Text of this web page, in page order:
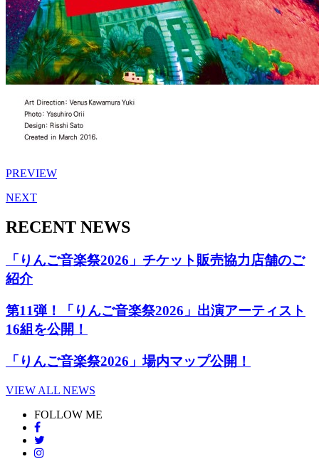
PREVIEW
NEXT
RECENT NEWS
「りんご音楽祭2026」チケット販売協力店舗のご
紹介
第11弾！「りんご音楽祭2026」出演アーティスト
16組を公開！
「りんご音楽祭2026」場内マップ公開！
VIEW ALL NEWS
FOLLOW ME